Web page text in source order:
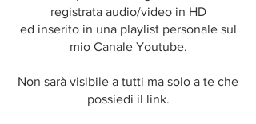
registrata audio/video in HD
ed inserito in una playlist personale sul
mio Canale Youtube.
Non sarà visibile a tutti ma solo a te che
possiedi il link.